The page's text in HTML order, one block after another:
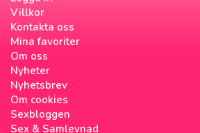
Villkor
Kontakta oss
Mina favoriter
Om oss
Nyheter
Nyhetsbrev
Om cookies
Sexbloggen
Sex & Samlevnad